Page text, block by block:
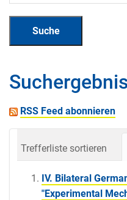
RSS Feed abonnieren
Trefferliste sortieren
IV. Bilateral
"Experimental